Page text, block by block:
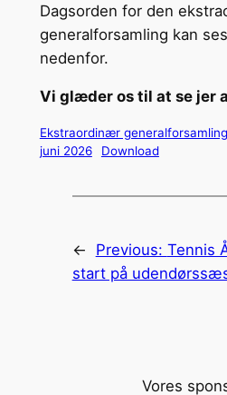
Dagsorden for den
generalforsamling kan
nedenfor.
Vi glæder os til at se jer
Ekstraordinær
juni 2026
Download
← Previous: Tennis
start på
Vores